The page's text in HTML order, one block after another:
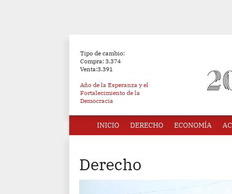
Tipo de cambio:
Compra: 3.374
Venta:3.391
Año de la Esperanza y el
Fortalecimiento de la
Democracia
INICIO DERECHO ECONOMÍA
Derecho